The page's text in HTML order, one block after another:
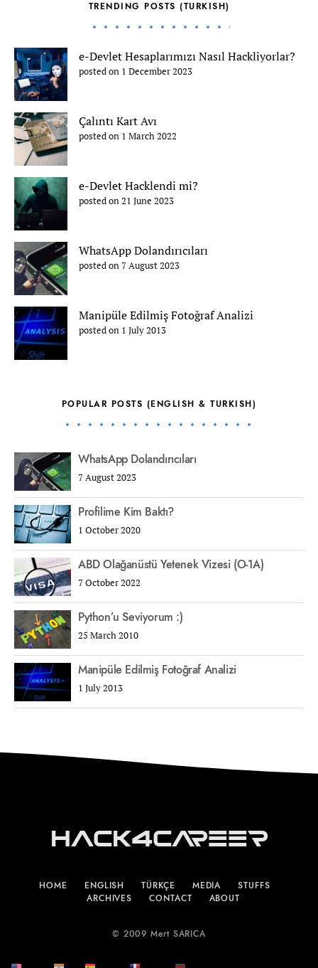
TRENDING POSTS (TURKISH)
e-Devlet Hesaplarımızı Nasıl Hackliyorlar?
posted on 1 December 2023
Çalıntı Kart Avı
posted on 1 March 2022
e-Devlet Hacklendi mi?
posted on 21 June 2023
WhatsApp Dolandırıcıları
posted on 7 August 2023
Manipüle Edilmiş Fotoğraf Analizi
posted on 1 July 2013
POPULAR POSTS (ENGLISH & TURKISH)
WhatsApp Dolandırıcıları
7 August 2023
Profilime Kim Baktı?
1 October 2020
ABD Olağanüstü Yetenek Vizesi (O-1A)
7 October 2022
Python’u Seviyorum :)
25 March 2010
Manipüle Edilmiş Fotoğraf Analizi
1 July 2013
Hack4Career
HOME ENGLISH TÜRKÇE MEDIA
STUFFS
ARCHIVES
CONTACT ABOUT
© 2009 Mert SARICA